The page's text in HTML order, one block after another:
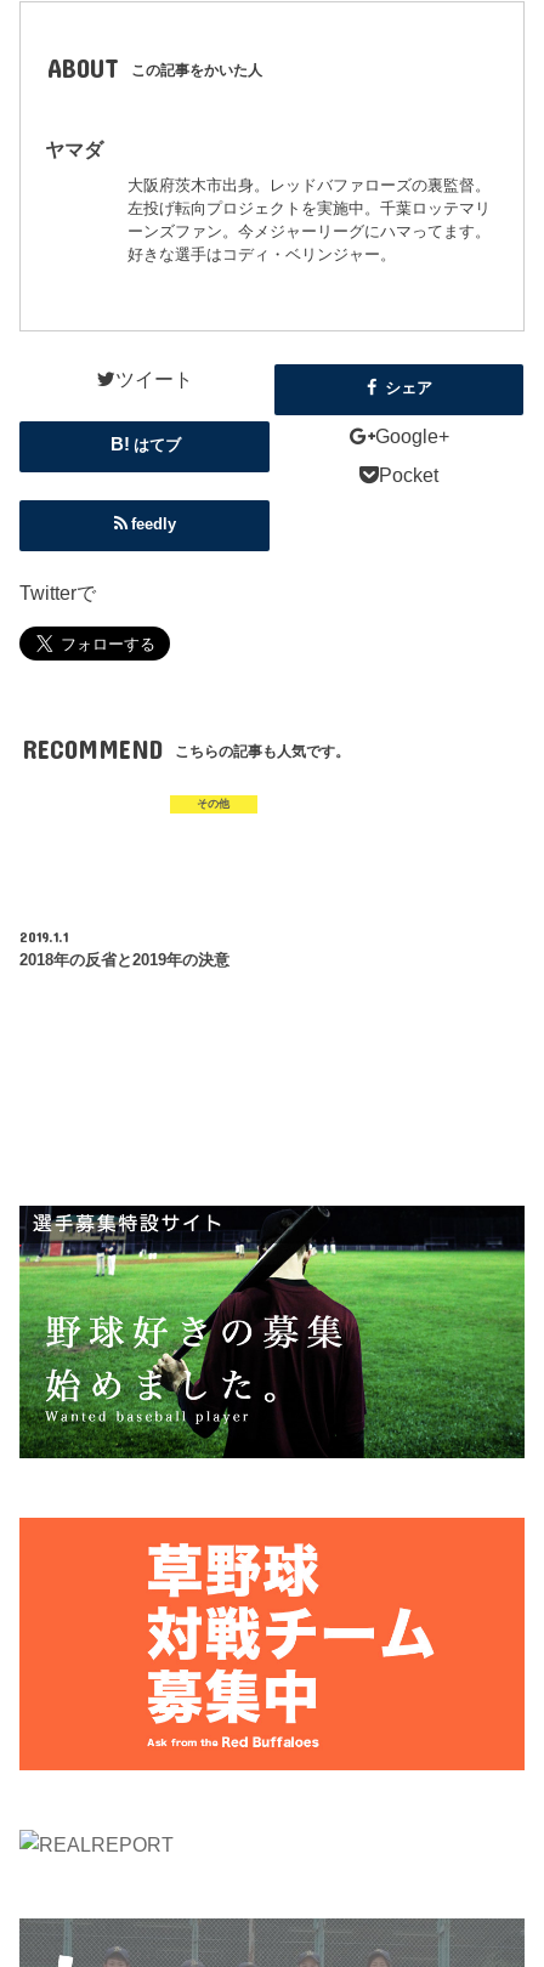
ABOUT この記事をかいた人
ヤマダ
大阪府茨木市出身。レッドバファローズの裏監督。
左投げ転向プロジェクトを実施中。千葉ロッテマリ
ーンズファン。今メジャーリーグにハマってます。
好きな選手はコディ・ベリンジャー。
ツイート シェア
はてブ
Google+
Pocket
feedly
Twitterで
RECOMMEND こちらの記事も人気です。
その他
2019.1.1
2018年の反省と2019年の決意